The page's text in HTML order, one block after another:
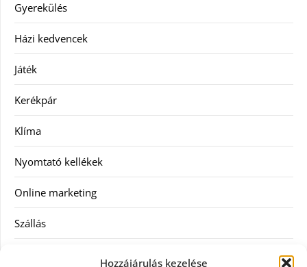
Hozzájárulás kezelése
Gyerekülés
Házi kedvencek
Játék
Kerékpár
Klíma
Nyomtató kellékek
Online marketing
Szállás